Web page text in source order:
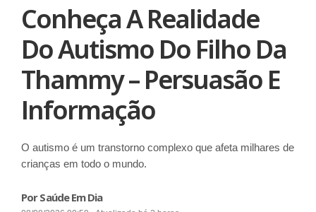
Conheça A Realidade
Do Autismo Do Filho Da
Thammy – Persuasão E
Informação
O autismo é um transtorno complexo que afeta milhares de
crianças em todo o mundo.
Por Saúde Em Dia